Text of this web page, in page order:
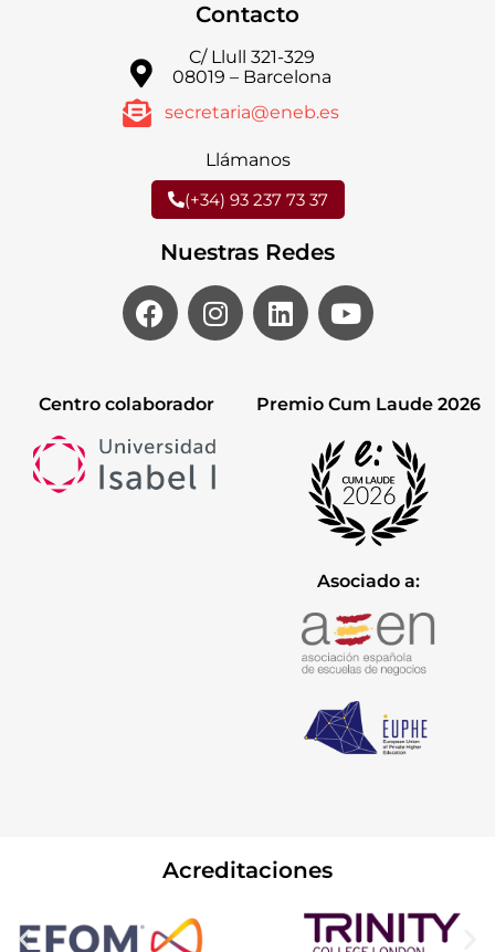
Contacto
C/ Llull 321-329
08019 – Barcelona
secretaria@eneb.es
Llámanos
(+34) 93 237 73 37
Nuestras Redes
Centro colaborador Premio Cum Laude 2026
Asociado a:
Acreditaciones